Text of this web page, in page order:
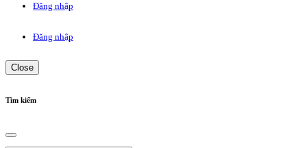
Đăng nhập
Đăng nhập
Close
Tìm kiếm